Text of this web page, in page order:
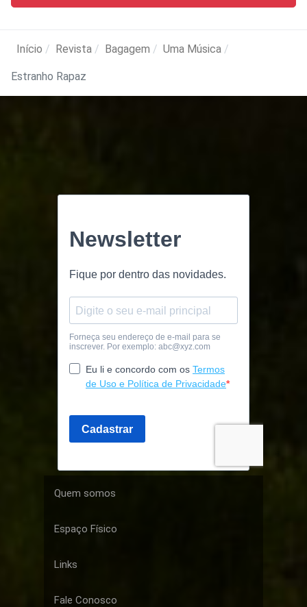
Início Revista Bagagem Uma Música
Estranho Rapaz
Quem somos
Espaço Físico
Links
Fale Conosco